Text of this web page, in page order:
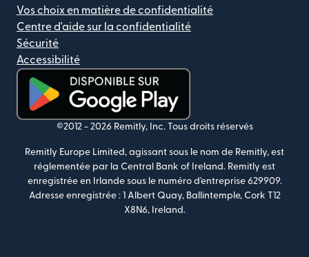
Vos choix en matière de confidentialité
Centre d'aide sur la confidentialité
Sécurité
Accessibilité
(s'ouvre dans une nouvelle fenêtre)
©2012 - 2026 Remitly, Inc. Tous droits réservés
Remitly Europe Limited, agissant sous le nom de Remitly, est
réglementée par la Central Bank of Ireland. Remitly est
enregistrée en Irlande sous le numéro d'entreprise 629909.
Adresse enregistrée : 1 Albert Quay, Ballintemple, Cork T12
X8N6, Ireland.